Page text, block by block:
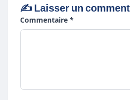
✍️ Laisser un
Commentaire *